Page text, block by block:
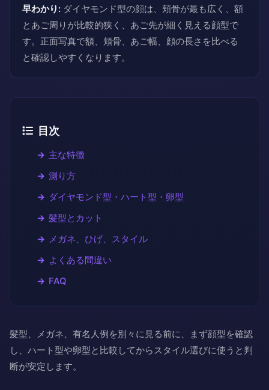
早わかり: ダイヤモンド型の顔は、頬骨が最も広く、額
とあご周りが比較的狭く、あご先が細く見える顔型で
す。正面写真で額、頬骨、あご幅、顔の長さを比べる
と確認しやすくなります。
目次
主な特徴
測り方
ダイヤモンド型・ハート型・卵型
髪型とカット
メガネ、ひげ、スタイル
よくある間違い
FAQ
髪型、メガネ、有名人例を別々に見る前に、まず顔型を確認
し、ハート型や卵型と比較してからスタイル選びに使うと判
断が安定します。